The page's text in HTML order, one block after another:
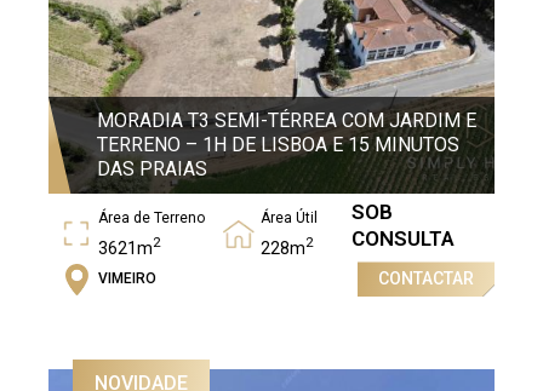
MORADIA T3 SEMI-TÉRREA COM JARDIM E
TERRENO – 1H DE LISBOA E 15 MINUTOS
DAS PRAIAS
Área de Terreno
3621m2
Área Útil
228m2
Área Bruta
SOB
CONSULTA
VIMEIRO CONTACTAR
NOVIDADE